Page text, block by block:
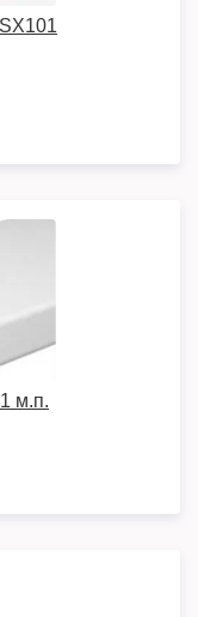
м.п.